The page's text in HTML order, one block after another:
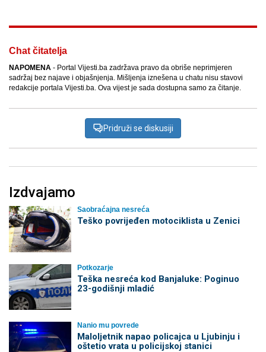
Chat čitatelja
NAPOMENA - Portal Vijesti.ba zadržava pravo da obriše neprimjeren
sadržaj bez najave i objašnjenja. Mišljenja iznešena u chatu nisu stavovi
redakcije portala Vijesti.ba. Ova vijest je sada dostupna samo za čitanje.
Pridruži se diskusiji
Izdvajamo
Saobraćajna nesreća
Teško povrijeđen motociklista u Zenici
Potkozarje
Teška nesreća kod Banjaluke: Poginuo
23-godišnji mladić
Nanio mu povrede
Maloljetnik napao policajca u Ljubinju i
oštetio vrata u policijskoj stanici